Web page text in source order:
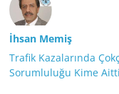
İhsan Memiş
Trafik Kazalarında
Sorumluluğu Kime